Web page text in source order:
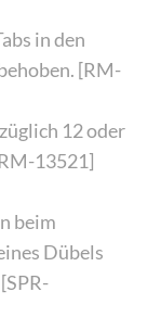
in den
[RM-
12 oder
13521]
beim
Dübels